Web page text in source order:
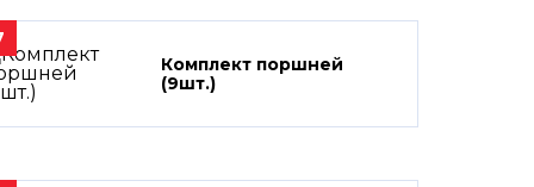
Комплект поршней
(9шт.)